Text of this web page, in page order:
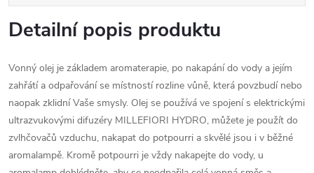
Detailní popis produktu
Vonný olej je základem aromaterapie, po nakapání do vody a jejím
zahřátí a odpařování se místností rozline vůně, která povzbudí nebo
naopak zklidní Vaše smysly. Olej se používá ve spojení s elektrickými
ultrazvukovými difuzéry MILLEFIORI HYDRO, můžete je použít do
zvlhčovačů vzduchu, nakapat do potpourri a skvělé jsou i v běžné
aromalampě. Kromě potpourri je vždy nakapejte do vody, u